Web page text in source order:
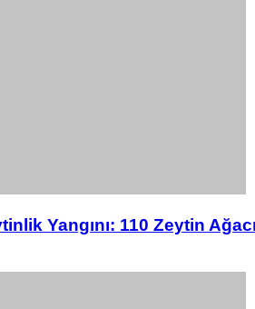
Yangını: 110 Zeytin